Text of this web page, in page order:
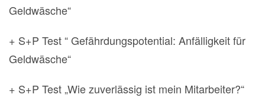
Geldwäsche“
+ S+P Test “ Gefährdungspotential: Anfälligkeit für
Geldwäsche“
+ S+P Test „Wie zuverlässig ist mein Mitarbeiter?“